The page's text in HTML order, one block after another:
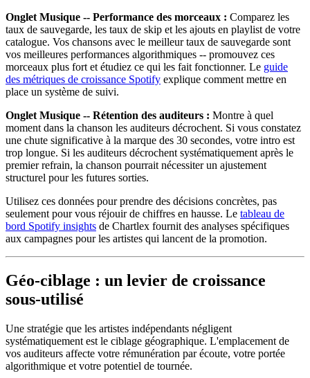
Onglet Musique -- Performance des morceaux : Comparez les
taux de sauvegarde, les taux de skip et les ajouts en playlist de votre
catalogue. Vos chansons avec le meilleur taux de sauvegarde sont
vos meilleures performances algorithmiques -- promouvez ces
morceaux plus fort et étudiez ce qui les fait fonctionner. Le guide
des métriques de croissance Spotify explique comment mettre en
place un système de suivi.
Onglet Musique -- Rétention des auditeurs : Montre à quel
moment dans la chanson les auditeurs décrochent. Si vous constatez
une chute significative à la marque des 30 secondes, votre intro est
trop longue. Si les auditeurs décrochent systématiquement après le
premier refrain, la chanson pourrait nécessiter un ajustement
structurel pour les futures sorties.
Utilisez ces données pour prendre des décisions concrètes, pas
seulement pour vous réjouir de chiffres en hausse. Le tableau de
bord Spotify insights de Chartlex fournit des analyses spécifiques
aux campagnes pour les artistes qui lancent de la promotion.
Géo-ciblage : un levier de croissance
sous-utilisé
Une stratégie que les artistes indépendants négligent
systématiquement est le ciblage géographique. L'emplacement de
vos auditeurs affecte votre rémunération par écoute, votre portée
algorithmique et votre potentiel de tournée.